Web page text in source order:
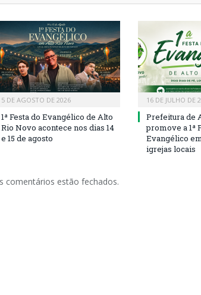
5 DE AGOSTO DE 2026
1ª Festa do Evangélico de Alto
Rio Novo acontece nos dias 14
e 15 de agosto
16 DE JULHO DE
Prefeitura de
promove a 1ª
Evangélico
igrejas locais
comentários estão fechados.